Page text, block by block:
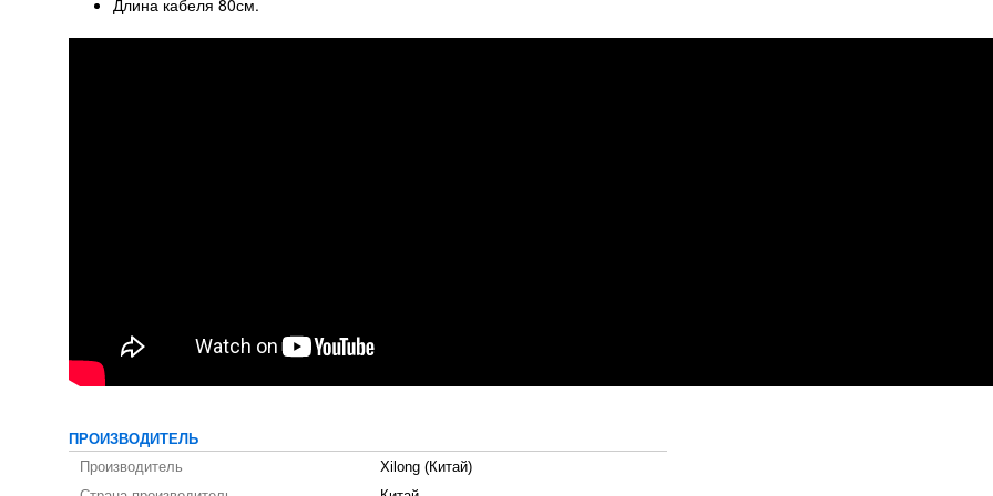
Длина кабеля 80см.
ПРОИЗВОДИТЕЛЬ
Производитель
Xilong (Китай)